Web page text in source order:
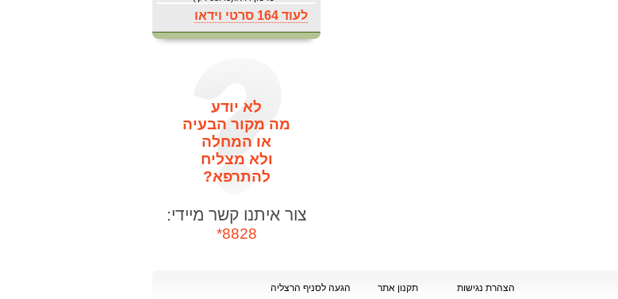
לעוד 164 סרטי וידאו
לא יודע
מה מקור הבעיה
או המחלה
ולא מצליח
להתרפא?
צור איתנו קשר מיידי:
8828*
הגעה לסניף הרצליה תקנון אתר הצהרת נגישות